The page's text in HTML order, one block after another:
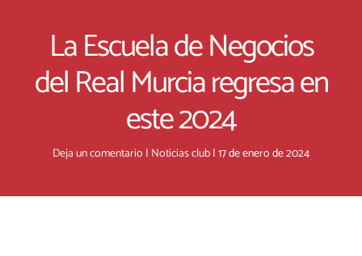
La Escuela de Negocios
del Real Murcia regresa en
este 2024
Deja un comentario | Noticias club|17 de enero de 2024